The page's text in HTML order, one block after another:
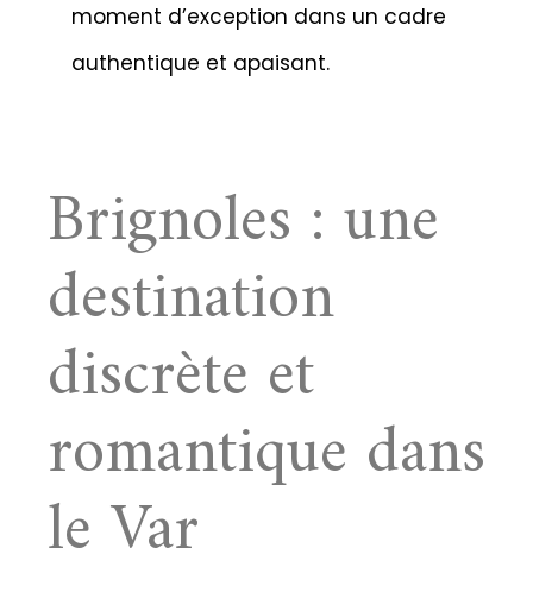
moment d’exception dans un cadre
authentique et apaisant.
Brignoles : une
destination
discrète et
romantique dans
le Var